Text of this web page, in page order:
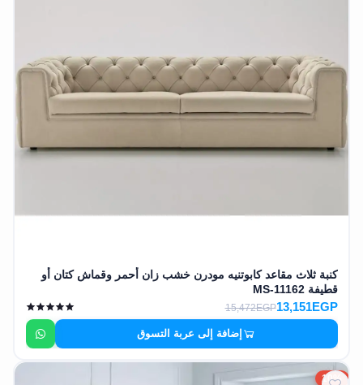
كنبة ثلاث مقاعد كابوتنيه مودرن خشب زان أحمر وقماش كتان أو
قطيفة MS-11162
13,151EGP
15,472EGP
إضافة إلى عربة التسوق
10%